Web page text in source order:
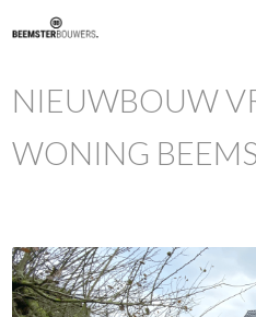
NIEUWBOUW
WONING